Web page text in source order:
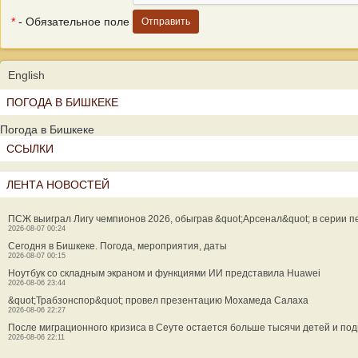
* - Обязательное поле
English
ПОГОДА В БИШКЕКЕ
Погода в Бишкеке
ССЫЛКИ
ЛЕНТА НОВОСТЕЙ
ПСЖ выиграл Лигу чемпионов 2026, обыграв &quot;Арсенал&quot; в серии
2026-08-07 00:24
Сегодня в Бишкеке. Погода, мероприятия, даты
2026-08-07 00:15
Ноутбук со складным экраном и функциями ИИ представила Huawei
2026-08-06 23:44
&quot;Трабзонспор&quot; провел презентацию Мохамеда Салаха
2026-08-06 22:27
После миграционного кризиса в Сеуте остается больше тысячи детей и
2026-08-06 22:11